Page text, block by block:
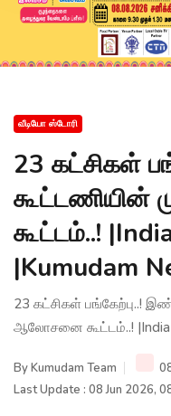
வீடியோ ஸ்டோரி
23 கட்சிகள்
கூட்டணியின்
கூட்டம்..!
|Kumudam
23 கட்சிகள் பங்கேற்பு..!
ஆலோசனை கூட்டம்..! |India
ByKumudam Team
Last Update : 08 Jun 2026,